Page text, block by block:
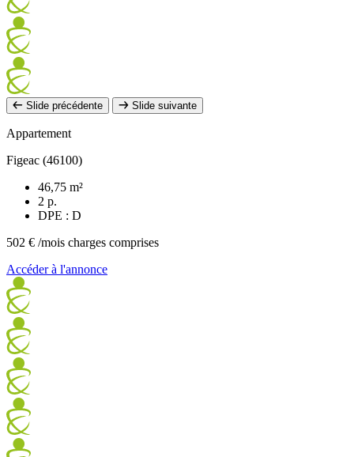
Slide précédente Slide suivante
Appartement
Figeac (46100)
46,75 m²
2 p.
DPE : D
502 € /mois charges comprises
Accéder à l'annonce